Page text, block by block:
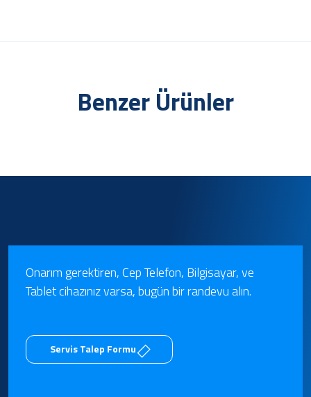
Benzer Ürünler
Onarım gerektiren, Cep Telefon, Bilgisayar, ve
Tablet cihazınız varsa, bugün bir randevu alın.
Servis Talep Formu